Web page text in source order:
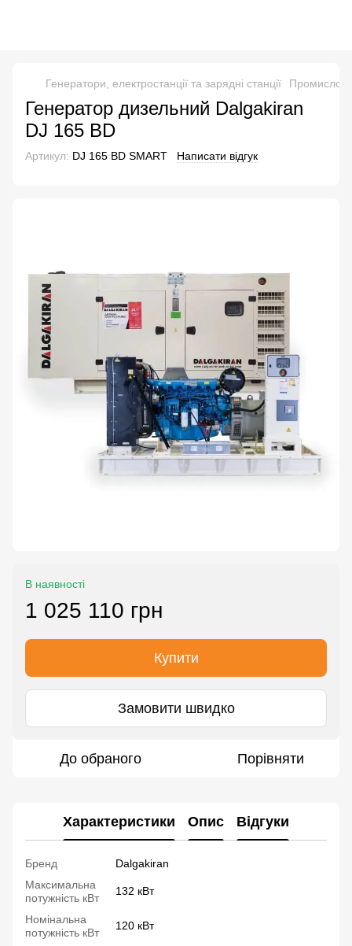
Генератори, електростанції та зарядні станції Промислові
Генератор дизельний Dalgakiran
DJ 165 BD
Артикул: DJ 165 BD SMART Написати відгук
В наявності
1 025 110 грн
Купити
Замовити швидко
До обраного Порівняти
Характеристики Опис Відгуки
Бренд
Dalgakiran
Максимальна
потужність кВт
132 кВт
Номінальна
потужність кВт
120 кВт